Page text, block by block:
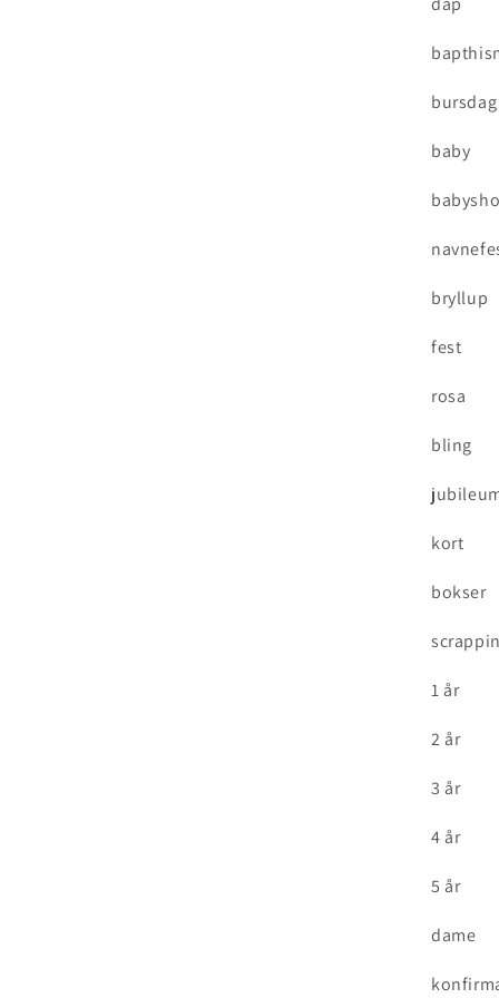
bursdag
baby
bryllup
fest
rosa
bling
kort
bokser
1 år
2 år
3 år
4 år
5 år
dame